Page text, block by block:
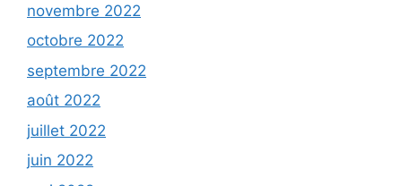
novembre 2022
octobre 2022
septembre 2022
août 2022
juillet 2022
juin 2022